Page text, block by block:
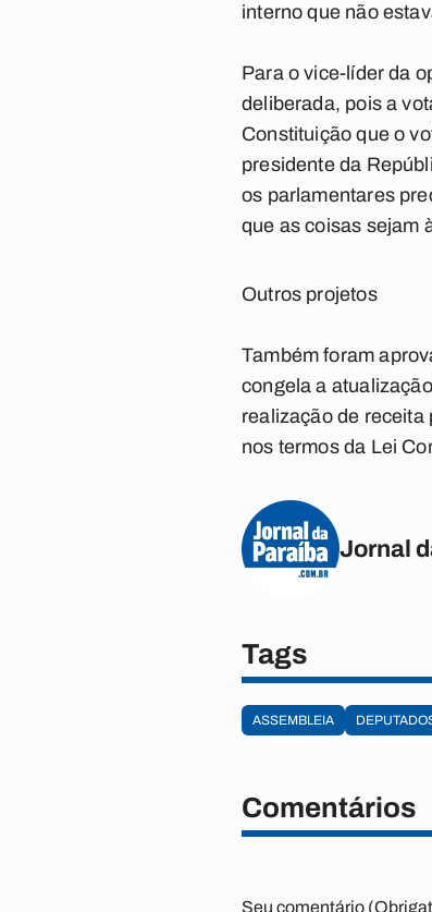
interno que não
Para o vice-líder da
deliberada, pois a
Constituição que o
presidente da
os parlamentares
que as coisas sejam
Outros projetos
Também foram
congela a
realização de receita
nos termos da Lei
Jornal
Tags
ASSEMBLEIA
Comentários
Seu comentário